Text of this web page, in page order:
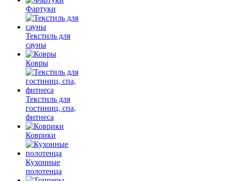
Фартуки
Текстиль для
сауны
Ковры
Текстиль для
гостиниц, спа,
фитнеса
Коврики
Кухонные
полотенца